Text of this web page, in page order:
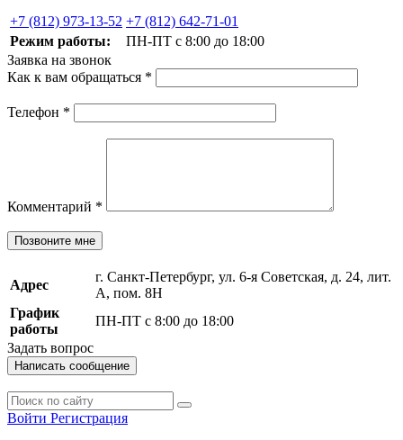
+7 (812) 973-13-52 +7 (812) 642-71-01
Режим работы:
ПН-ПТ с 8:00 до 18:00
Заявка на звонок
Как к вам обращаться *
Телефон *
Комментарий *
Позвоните мне
Адрес
г. Санкт-Петербург, ул. 6-я Советская, д. 24, лит.
А, пом. 8Н
График
работы
ПН-ПТ с 8:00 до 18:00
Задать вопрос
Написать сообщение
Войти Регистрация